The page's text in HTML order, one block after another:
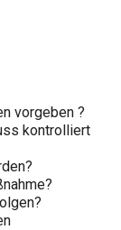
vorgeben ?
kontrolliert